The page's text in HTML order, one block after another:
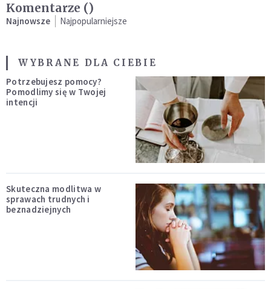
Komentarze ()
Najnowsze Najpopularniejsze
WYBRANE DLA CIEBIE
Potrzebujesz pomocy?
Pomodlimy się w Twojej
intencji
Skuteczna modlitwa w
sprawach trudnych i
beznadziejnych